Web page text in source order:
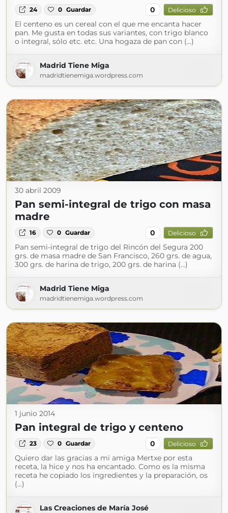
24 0 Guardar 0 Delicioso
El centeno es un cereal con el que me encanta hacer
pan. Me gusta en todas sus variantes, con trigo blanco
o integral, sólo etc. etc. Una hogaza de pan con (...)
Madrid Tiene Miga
madridtienemiga.wordpress.com
30 abril 2009
Pan semi-integral de trigo con masa
madre
16 0 Guardar 0 Delicioso
Pan semi-integral de trigo del Rincón del Segura 200
grs. de masa madre de San Francisco, 260 grs. de agua,
300 grs. de harina de trigo, 200 grs. de harina (...)
Madrid Tiene Miga
madridtienemiga.wordpress.com
1 junio 2014
Pan integral de trigo y centeno
23 0 Guardar 0 Delicioso
Quiero dar las gracias a mi amiga Mertxe por esta
receta, la hice y nos ha encantado. Como es la misma
receta he copiado los ingredientes y la preparación, os
(...)
Las Creaciones de María José